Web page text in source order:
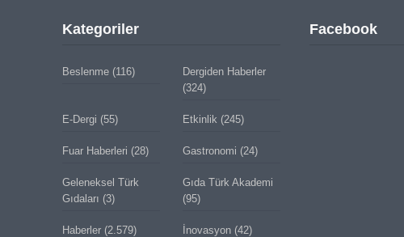
Kategoriler
Beslenme(116)
Dergiden Haberler
(324)
E-Dergi (55) Etkinlik (245)
Fuar Haberleri (28) Gastronomi (24)
Geleneksel Türk
Gıdaları (3)
Gıda Türk Akademi
(95)
Haberler(2.579) İnovasyon(42)
Facebook